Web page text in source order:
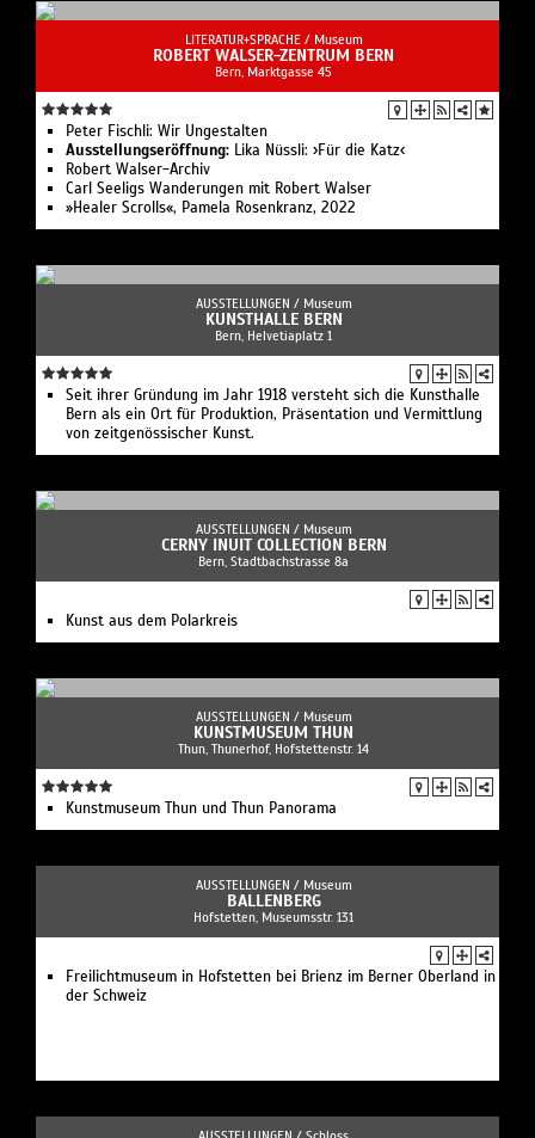
LITERATUR+SPRACHE / Museum
ROBERT WALSER-ZENTRUM BERN
Bern, Marktgasse 45
Peter Fischli: Wir Ungestalten
Ausstellungseröffnung: Lika Nüssli: ›Für die Katz‹
Robert Walser-Archiv
Carl Seeligs Wanderungen mit Robert Walser
»Healer Scrolls«, Pamela Rosenkranz, 2022
AUSSTELLUNGEN / Museum
KUNSTHALLE BERN
Bern, Helvetiaplatz 1
Seit ihrer Gründung im Jahr 1918 versteht sich die Kunsthalle
Bern als ein Ort für Produktion, Präsentation und Vermittlung
von zeitgenössischer Kunst.
AUSSTELLUNGEN / Museum
CERNY INUIT COLLECTION BERN
Bern, Stadtbachstrasse 8a
Kunst aus dem Polarkreis
AUSSTELLUNGEN / Museum
KUNSTMUSEUM THUN
Thun, Thunerhof, Hofstettenstr. 14
Kunstmuseum Thun und Thun Panorama
AUSSTELLUNGEN / Museum
BALLENBERG
Hofstetten, Museumsstr. 131
Freilichtmuseum in Hofstetten bei Brienz im Berner Oberland in
der Schweiz